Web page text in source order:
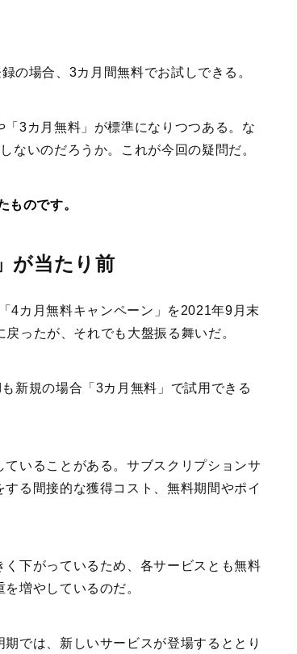
の場合、3カ月間無料でお試しできる。
「3カ月無料」が標準になりつつある。な
ないのだろうか。これが今回の疑問だ。
のです。
が当たり前
4カ月無料キャンペーン」を2021年9月末
ったが、それでも大盤振る舞いだ。
新規の場合「3カ月無料」で試用できる
いることがある。サブスクリプションサ
る間接的な獲得コスト、無料期間やポイ
下がっているため、各サービスとも無料
増やしているのだ。
では、新しいサービスが登場するととり